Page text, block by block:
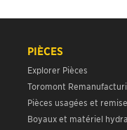
PIÈCES
Explorer Pièces
Toromont
Pièces usagées et
Boyaux et matériel